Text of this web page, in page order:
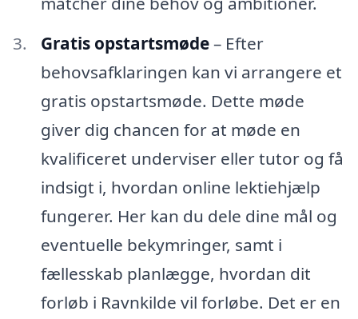
Gratis opstartsmøde– Efter
behovsafklaringen kan vi arrangere et
gratis opstartsmøde. Dette møde
giver dig chancen for at møde en
kvalificeret underviser eller tutor og få
indsigt i, hvordan online lektiehjælp
fungerer. Her kan du dele dine mål og
eventuelle bekymringer, samt i
fællesskab planlægge, hvordan dit
forløb i Ravnkilde vil forløbe. Det er en